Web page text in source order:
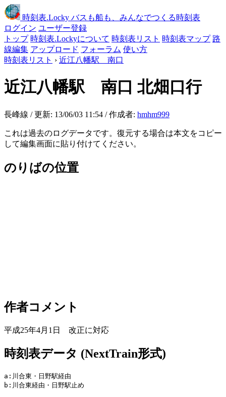
時刻表.Locky バスも船も、みんなでつくる時刻表
ログイン ユーザー登録
トップ 時刻表.Lockyについて 時刻表リスト 時刻表マップ 路
線編集 アップロード フォーラム 使い方
時刻表リスト › 近江八幡駅 南口
近江八幡駅 南口 北畑口行
長峰線 / 更新: 13/06/03 11:54 / 作成者: hmhm999
これは過去のログデータです。復元する場合は本文をコピー
して編集画面に貼り付けてください。
のりばの位置
作者コメント
平成25年4月1日 改正に対応
時刻表データ (NextTrain形式)
a:川合東・日野駅経由
b:川合東経由・日野駅止め